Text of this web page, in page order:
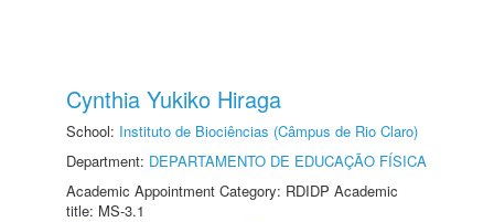
Cynthia Yukiko Hiraga
School: Instituto de Biociências (Câmpus de Rio Claro)
Department: DEPARTAMENTO DE EDUCAÇÃO FÍSICA
Academic Appointment Category: RDIDP Academic
title: MS-3.1